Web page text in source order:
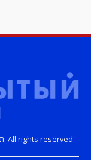
Copyright © Открытый телеканал. תנועת הערבות. All rights reserved.